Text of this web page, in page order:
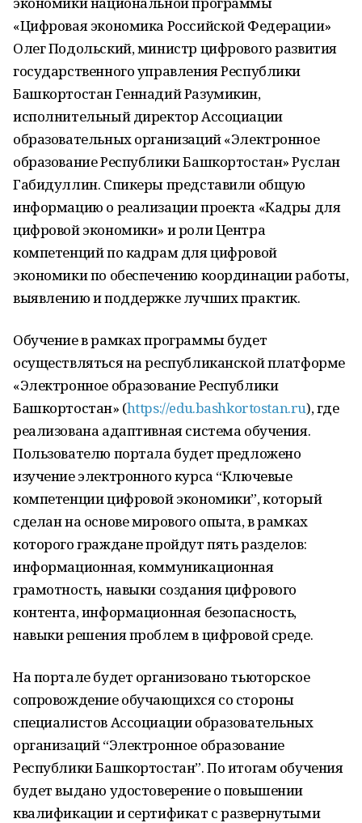
«Цифровая экономика Российской Федерации»
Олег Подольский, министр цифрового развития
государственного управления Республики
Башкортостан Геннадий Разумикин,
исполнительный директор Ассоциации
образовательных организаций «Электронное
образование Республики Башкортостан» Руслан
Габидуллин. Спикеры представили общую
информацию о реализации проекта «Кадры для
цифровой экономики» и роли Центра
компетенций по кадрам для цифровой
экономики по обеспечению координации работы,
выявлению и поддержке лучших практик.
Обучение в рамках программы будет
осуществляться на республиканской платформе
«Электронное образование Республики
Башкортостан» (https://edu.bashkortostan.ru), где
реализована адаптивная система обучения.
Пользователю портала будет предложено
изучение электронного курса “Ключевые
компетенции цифровой экономики”, который
сделан на основе мирового опыта, в рамках
которого граждане пройдут пять разделов:
информационная, коммуникационная
грамотность, навыки создания цифрового
контента, информационная безопасность,
навыки решения проблем в цифровой среде.
На портале будет организовано тьюторское
сопровождение обучающихся со стороны
специалистов Ассоциации образовательных
организаций “Электронное образование
Республики Башкортостан”. По итогам обучения
будет выдано удостоверение о повышении
квалификации и сертификат с развернутыми